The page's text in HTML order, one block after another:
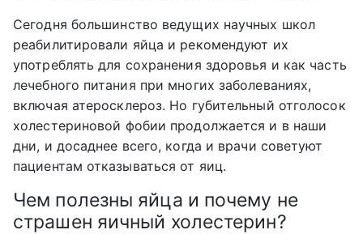
Сегодня большинство ведущих научных школ
реабилитировали яйца и рекомендуют их
употреблять для сохранения здоровья и как часть
лечебного питания при многих заболеваниях,
включая атеросклероз. Но губительный отголосок
холестериновой фобии продолжается и в наши
дни, и досаднее всего, когда и врачи советуют
пациентам отказываться от яиц.
Чем полезны яйца и почему не
страшен яичный холестерин?